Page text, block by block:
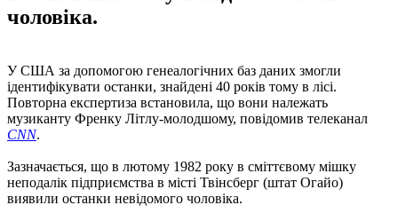
чоловіка.
У США за допомогою генеалогічних баз даних змогли
ідентифікувати останки, знайдені 40 років тому в лісі.
Повторна експертиза встановила, що вони належать
музиканту Френку Літлу-молодшому, повідомив телеканал
CNN.
Зазначається, що в лютому 1982 року в сміттєвому мішку
неподалік підприємства в місті Твінсберг (штат Огайо)
виявили останки невідомого чоловіка.